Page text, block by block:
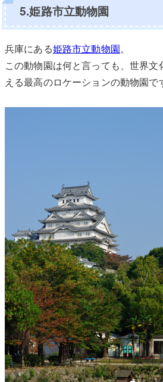
5.姫路市立動物園
兵庫にある姫路市立動物園。
この動物園は何と言っても、世界
える最高のロケーションの動物園で